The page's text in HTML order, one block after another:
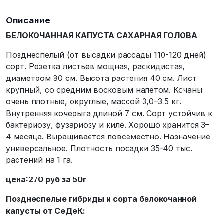
Описание
БЕЛОКОЧАННАЯ КАПУСТА САХАРНАЯ ГОЛОВА
Позднеспелый (от высадки рассады 110-120 дней)
сорт. Розетка листьев мощная, раскидистая,
диаметром 80 см. Высота растения 40 см. Лист
крупный, со средним восковым налетом. Кочаны
очень плотные, округлые, массой 3,0–3,5 кг.
Внутренняя кочерыга длиной 7 см. Сорт устойчив к
бактериозу, фузариозу и киле. Хорошо хранится 3–
4 месяца. Выращивается повсеместно. Назначение
универсальное. Плотность посадки 35-40 тыс.
растений на 1 га.
цена:270 руб за 50г
Позднеспелые гибриды и сорта белокочанной
капусты от СеДеК: